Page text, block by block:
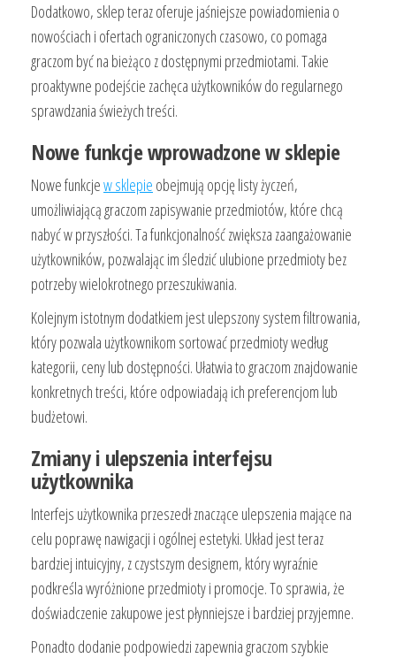
Dodatkowo, sklep teraz oferuje jaśniejsze powiadomienia o
nowościach i ofertach ograniczonych czasowo, co pomaga
graczom być na bieżąco z dostępnymi przedmiotami. Takie
proaktywne podejście zachęca użytkowników do regularnego
sprawdzania świeżych treści.
Nowe funkcje wprowadzone w sklepie
Nowe funkcjew sklepie obejmują opcję listy życzeń,
umożliwiającą graczom zapisywanie przedmiotów, które chcą
nabyć w przyszłości. Ta funkcjonalność zwiększa zaangażowanie
użytkowników, pozwalając im śledzić ulubione przedmioty bez
potrzeby wielokrotnego przeszukiwania.
Kolejnym istotnym dodatkiem jest ulepszony system filtrowania,
który pozwala użytkownikom sortować przedmioty według
kategorii, ceny lub dostępności. Ułatwia to graczom znajdowanie
konkretnych treści, które odpowiadają ich preferencjom lub
budżetowi.
Zmiany i ulepszenia interfejsu
użytkownika
Interfejs użytkownika przeszedł znaczące ulepszenia mające na
celu poprawę nawigacji i ogólnej estetyki. Układ jest teraz
bardziej intuicyjny, z czystszym designem, który wyraźnie
podkreśla wyróżnione przedmioty i promocje. To sprawia, że
doświadczenie zakupowe jest płynniejsze i bardziej przyjemne.
Ponadto dodanie podpowiedzi zapewnia graczom szybkie